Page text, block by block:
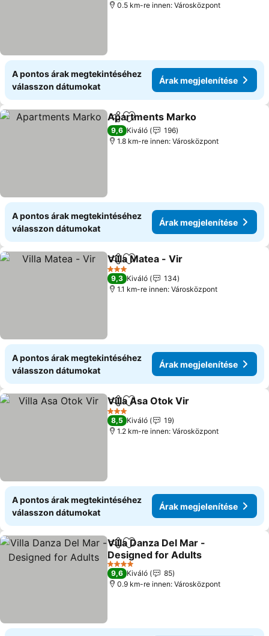
0.5 km-re innen: Városközpont
A pontos árak megtekintéséhez
válasszon dátumokat
Árak megjelenítése
Megosztás
Hozzáadás a kedvencekhez
Apartments Marko
9,6 Kiváló
196
1.8 km-re innen: Városközpont
A pontos árak megtekintéséhez
válasszon dátumokat
Árak megjelenítése
Megosztás
Hozzáadás a kedvencekhez
Villa Matea - Vir
3 Kategória
9,3 Kiváló
134
1.1 km-re innen: Városközpont
A pontos árak megtekintéséhez
válasszon dátumokat
Árak megjelenítése
Megosztás
Hozzáadás a kedvencekhez
Villa Asa Otok Vir
3 Kategória
8,5 Kiváló
19
1.2 km-re innen: Városközpont
A pontos árak megtekintéséhez
válasszon dátumokat
Árak megjelenítése
Megosztás
Hozzáadás a kedvencekhez
Villa Danza Del Mar -
Designed for Adults
4 Kategória
9,6 Kiváló
85
0.9 km-re innen: Városközpont